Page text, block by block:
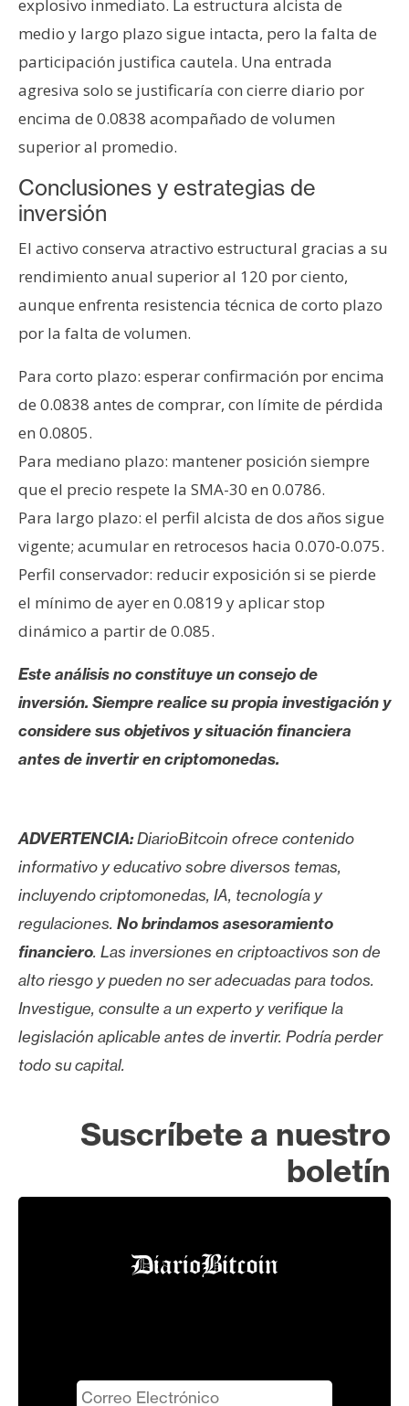
explosivo inmediato. La estructura alcista de
medio y largo plazo sigue intacta, pero la falta de
participación justifica cautela. Una entrada
agresiva solo se justificaría con cierre diario por
encima de 0.0838 acompañado de volumen
superior al promedio.
Conclusiones y estrategias de
inversión
El activo conserva atractivo estructural gracias a su
rendimiento anual superior al 120 por ciento,
aunque enfrenta resistencia técnica de corto plazo
por la falta de volumen.
Para corto plazo: esperar confirmación por encima
de 0.0838 antes de comprar, con límite de pérdida
en 0.0805.
Para mediano plazo: mantener posición siempre
que el precio respete la SMA-30 en 0.0786.
Para largo plazo: el perfil alcista de dos años sigue
vigente; acumular en retrocesos hacia 0.070-0.075.
Perfil conservador: reducir exposición si se pierde
el mínimo de ayer en 0.0819 y aplicar stop
dinámico a partir de 0.085.
Este análisis no constituye un consejo de
inversión. Siempre realice su propia investigación y
considere sus objetivos y situación financiera
antes de invertir en criptomonedas.
ADVERTENCIA:DiarioBitcoin ofrece contenido
informativo y educativo sobre diversos temas,
incluyendo criptomonedas, IA, tecnología y
regulaciones. No brindamos asesoramiento
financiero. Las inversiones en criptoactivos son de
alto riesgo y pueden no ser adecuadas para todos.
Investigue, consulte a un experto y verifique la
legislación aplicable antes de invertir. Podría perder
todo su capital.
Suscríbete a nuestro
boletín